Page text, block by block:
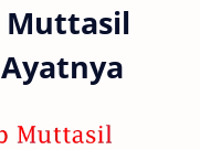
Muttasil